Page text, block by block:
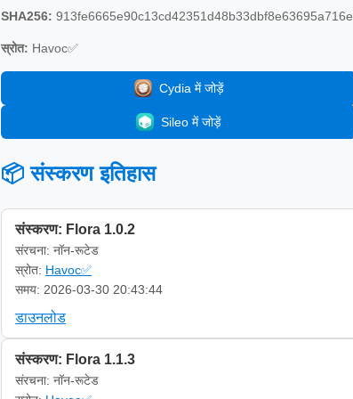
SHA256:
स्रोत: Havoc✅
Cydia में जोड़ें
Sileo में जोड़ें
📦 संस्करण इतिहास
संस्करण: Flora 1.0.2
संरचना: नॉन-रूटेड
स्रोत: Havoc✅
समय: 2026-03-30 20:43:44
डाउनलोड
संस्करण: Flora 1.1.3
संरचना: नॉन-रूटेड